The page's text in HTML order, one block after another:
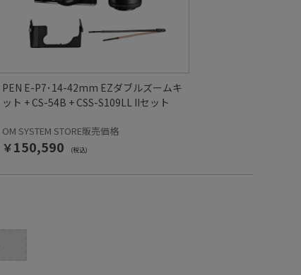
PEN E-P7･14-42mm EZダブルズームキ
ット + CS-54B + CSS-S109LL IIセット
OM SYSTEM STORE販売価格
￥150,590 (税込)